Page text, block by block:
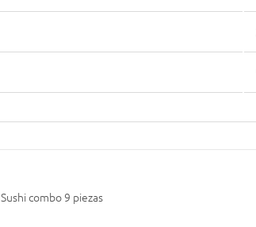
Sushi combo 9 piezas